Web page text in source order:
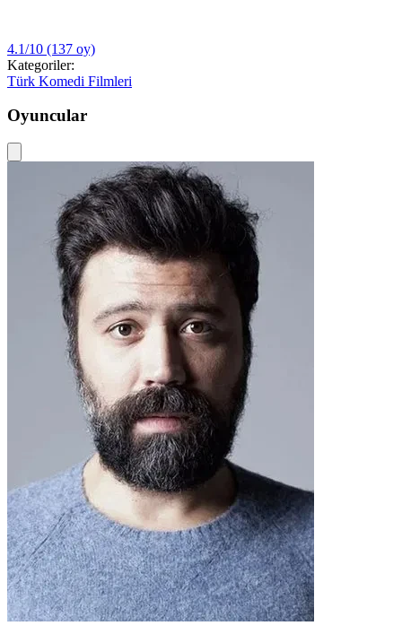
4.1/10 (137 oy)
Kategoriler:
Türk Komedi Filmleri
Oyuncular